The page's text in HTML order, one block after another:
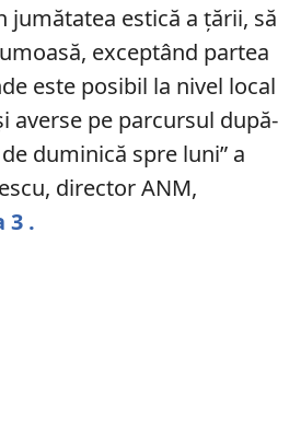
jumătatea estică a țării, să
exceptând partea
este posibil la nivel local
averse pe parcursul după-
duminică spre luni” a
director ANM,
3 .